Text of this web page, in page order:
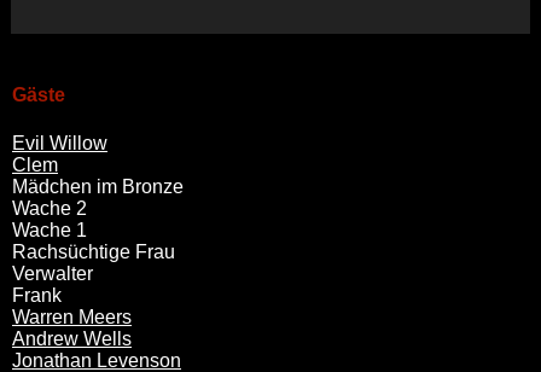
Gäste
Evil Willow
Clem
Mädchen im Bronze
Wache 2
Wache 1
Rachsüchtige Frau
Verwalter
Frank
Warren Meers
Andrew Wells
Jonathan Levenson